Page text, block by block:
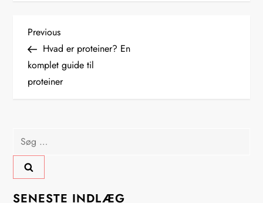
I
n
d
æ
g
Previous
Post
Previous
Hvad er proteiner? En
komplet guide til
proteiner
Søg
efter:
SENESTE INDLÆG